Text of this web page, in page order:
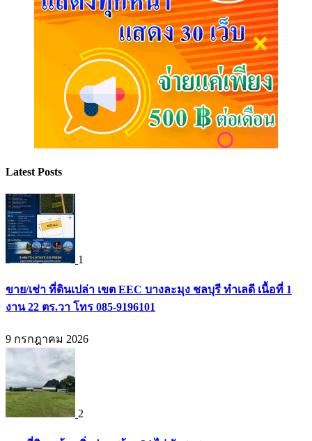
Latest Posts
1
ขาย/เช่า ที่ดินเปล่า เขต EEC บางละมุง ชลบุรี ทำเลดี เนื้อที่ 1
งาน 22 ตร.วา โทร 085-9196101
9 กรกฎาคม 2026
2